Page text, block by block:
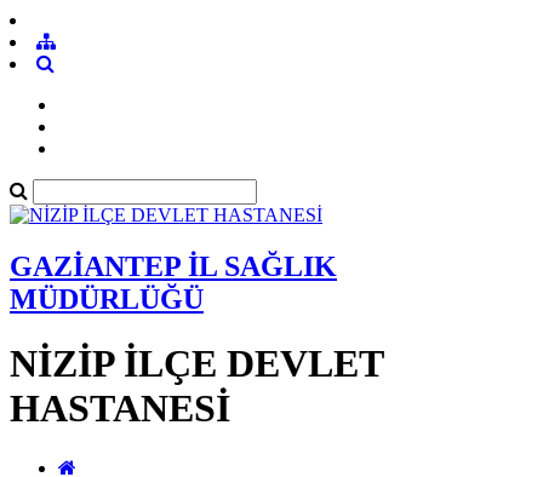
GAZİANTEP İL SAĞLIK
MÜDÜRLÜĞÜ
NİZİP İLÇE DEVLET
HASTANESİ